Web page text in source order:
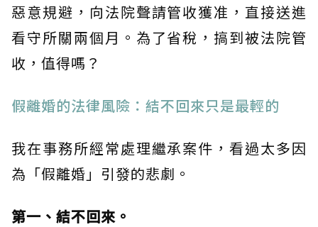
惡意規避，向法院聲請管收獲准，直接送進
看守所關兩個月。為了省稅，搞到被法院管
收，值得嗎？
假離婚的法律風險：結不回來只是最輕的
我在事務所經常處理繼承案件，看過太多因
為「假離婚」引發的悲劇。
第一、結不回來。